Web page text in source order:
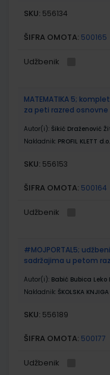
SKU: 556134
ŠIFRA OMOTA: 500165
Udžbenik
MATEMATIKA 5;
za peti razred osnovne
Autor(i): Šikić Draženović
Nakladnik: PROFIL KLETT
SKU: 556153
ŠIFRA OMOTA: 500164
Udžbenik
#MOJPORTAL5;
sadržajima u petom
Autor(i): Babić Bubica
Nakladnik: ŠKOLSKA
SKU: 556189
ŠIFRA OMOTA: 500177
Udžbenik